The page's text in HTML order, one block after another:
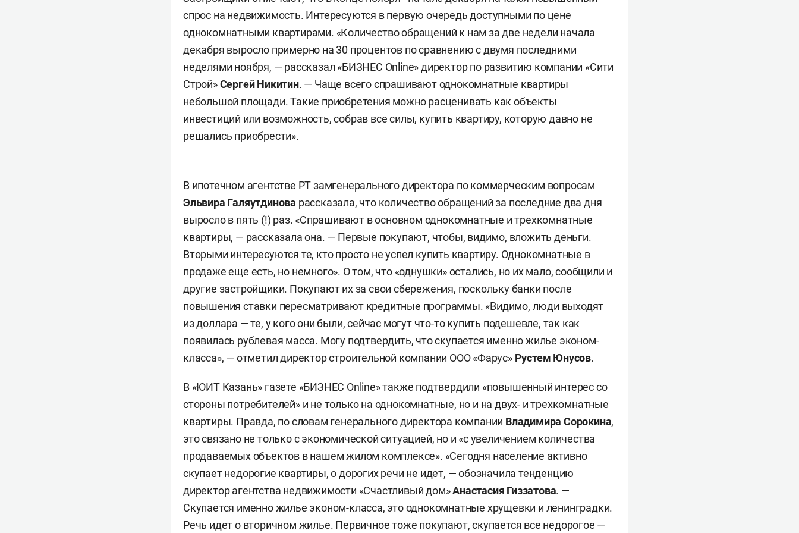
спрос на недвижимость. Интересуются в первую очередь доступными по цене
однокомнатными квартирами. «Количество обращений к нам за две недели начала
декабря выросло примерно на 30 процентов по сравнению с двумя последними
неделями ноября, — рассказал «БИЗНЕС Online» директор по развитию компании «Сити
Строй»Сергей Никитин. — Чаще всего спрашивают однокомнатные квартиры
небольшой площади. Такие приобретения можно расценивать как объекты
инвестиций или возможность, собрав все силы, купить квартиру, которую давно не
решались приобрести».
В ипотечном агентстве РТ замгенерального директора по коммерческим вопросам
Эльвира Галяутдинова рассказала, что количество обращений за последние два дня
выросло в пять (!) раз. «Спрашивают в основном однокомнатные и трехкомнатные
квартиры, — рассказала она. — Первые покупают, чтобы, видимо, вложить деньги.
Вторыми интересуются те, кто просто не успел купить квартиру. Однокомнатные в
продаже еще есть, но немного». О том, что «однушки» остались, но их мало, сообщили и
другие застройщики. Покупают их за свои сбережения, поскольку банки после
повышения ставки пересматривают кредитные программы. «Видимо, люди выходят
из доллара — те, у кого они были, сейчас могут что-то купить подешевле, так как
появилась рублевая масса. Могу подтвердить, что скупается именно жилье эконом-
класса», — отметил директор строительной компании ООО «Фарус» Рустем Юнусов.
В «ЮИТ Казань» газете «БИЗНЕС Online» также подтвердили «повышенный интерес со
стороны потребителей» и не только на однокомнатные, но и на двух- и трехкомнатные
квартиры. Правда, по словам генерального директора компании Владимира Сорокина,
это связано не только с экономической ситуацией, но и «с увеличением количества
продаваемых объектов в нашем жилом комплексе». «Сегодня население активно
скупает недорогие квартиры, о дорогих речи не идет, — обозначила тенденцию
директор агентства недвижимости «Счастливый дом»Анастасия Гиззатова. —
Скупается именно жилье эконом-класса, это однокомнатные хрущевки и ленинградки.
Речь идет о вторичном жилье. Первичное тоже покупают, скупается все недорогое —